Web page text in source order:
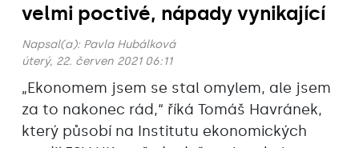
velmi poctivé, nápady vynikající
Napsal(a): Pavla Hubálková
úterý, 22. červen 2021 06:11
„Ekonomem jsem se stal omylem, ale jsem
za to nakonec rád,“‎ říká Tomáš Havránek,
který‎ působí na Institutu ekonomických